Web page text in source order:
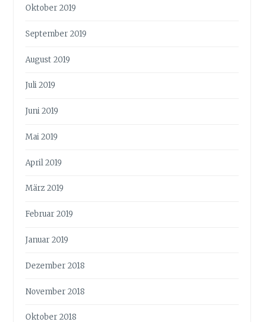
Oktober 2019
September 2019
August 2019
Juli 2019
Juni 2019
Mai 2019
April 2019
März 2019
Februar 2019
Januar 2019
Dezember 2018
November 2018
Oktober 2018